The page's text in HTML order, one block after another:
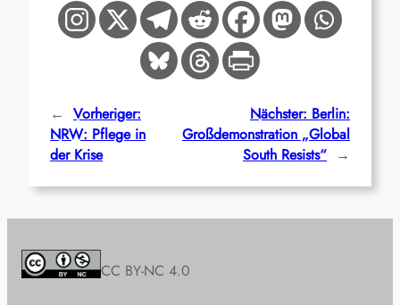
← Vorheriger:
NRW: Pflege in
der Krise
Nächster: Berlin:
Großdemonstration „Global
South Resists“ →
CC BY-NC 4.0